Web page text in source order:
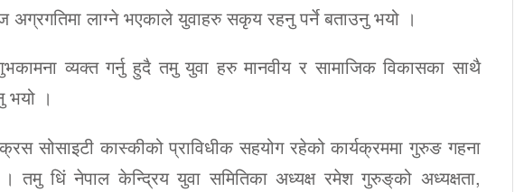
अग्रगतिमा लाग्ने भएकाले युवाहरु सकृय रहनु पर्ने बताउनु भयो ।
व्यक्त गर्नु हुदै तमु युवा हरु मानवीय र सामाजिक विकासका साथै
भयो ।
सोसाइटी कास्कीको प्राविधीक सह‌योग रहेको कार्यक्रममा गुरुङ गहना
तमु धिं नेपाल केन्द्रिय युवा समितिका अध्यक्ष रमेश गुरु‌ङ्‌को अध्यक्षता,